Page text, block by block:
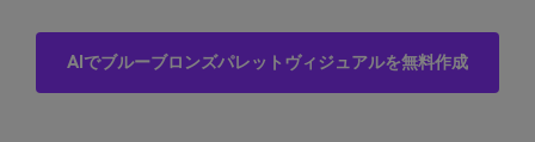
AIでブルーブロンズパレットヴィジュアルを無料作成